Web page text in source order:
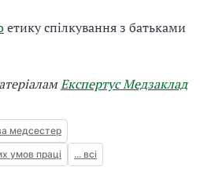
етику спілкування з батьками
Експертус Медзаклад
медсестер
умов праці
... всі